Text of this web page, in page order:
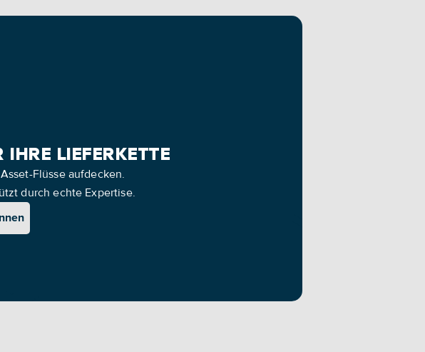
LIEFERKETTE
Flüsse aufdecken.
durch echte Expertise.